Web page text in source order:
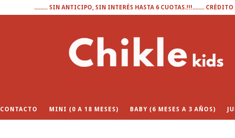
......... SIN ANTICIPO, SIN INTERÉS HASTA 6 CUOTAS.!!!........ CRÉDITO
CONTACTO MINI (0 A 18 MESES) BABY (6 MESES A 3 AÑOS)